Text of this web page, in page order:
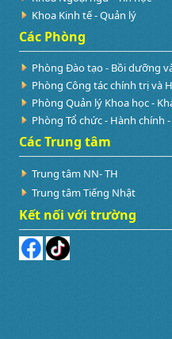
Khoa Kinh tế - Quản lý
Các Phòng
Phòng Đào tạo - Bồi dưỡng
Phòng Công tác chính trị và
Phòng Quản lý Khoa học -
Phòng Tổ chức - Hành chính -
Các Trung tâm
Trung tâm NN- TH
Trung tâm Tiếng Nhật
Kết nối với trường